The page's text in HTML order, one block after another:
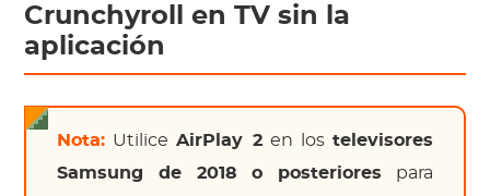
Crunchyroll en TV sin la
aplicación
Nota: UtiliceAirPlay 2en los televisores
Samsung de 2018 o posteriores para